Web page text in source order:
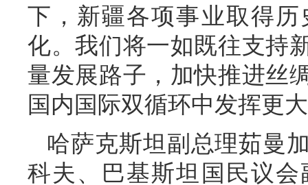
下，新疆各项事业取得
化。我们将一如既往支持
量发展路子，加快推进丝
国内国际双循环中发挥更
哈萨克斯坦副总理茹曼
科夫、巴基斯坦国民议